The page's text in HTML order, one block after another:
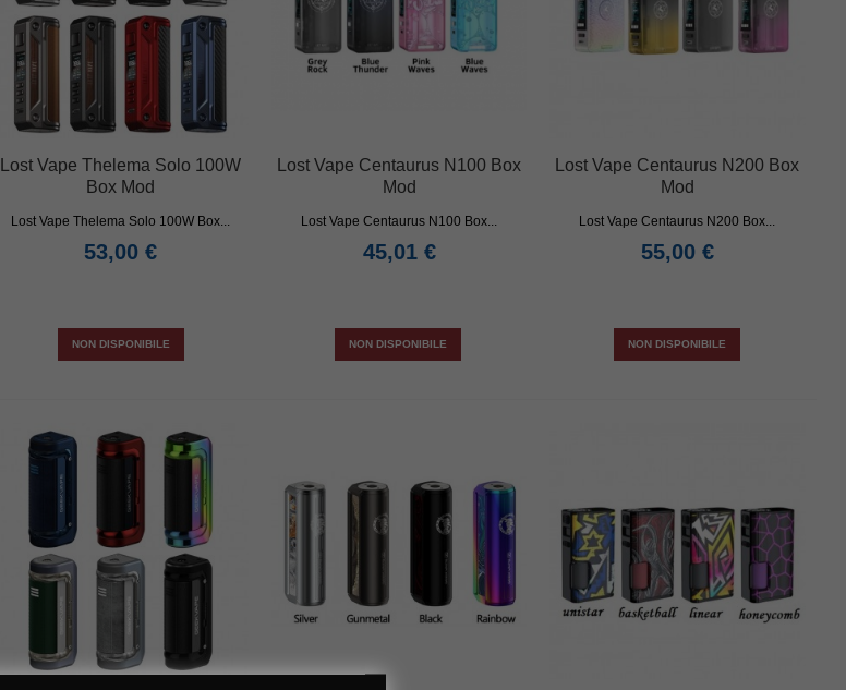
Lost Vape Thelema Solo 100W
Box Mod
Lost Vape Thelema Solo 100W Box...
53,00 €
NON DISPONIBILE
Lost Vape Centaurus N100 Box
Mod
Lost Vape Centaurus N100 Box...
45,01 €
NON DISPONIBILE
Lost Vape Centaurus N200 Box
Mod
Lost Vape Centaurus N200 Box...
55,00 €
NON DISPONIBILE